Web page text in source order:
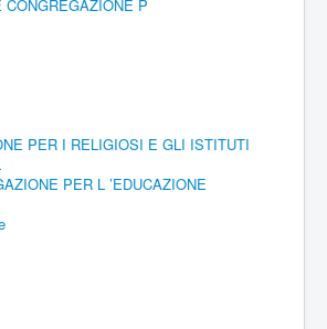
P
PER I RELIGIOSI E GLI ISTITUTI
PER L ’EDUCAZIONE